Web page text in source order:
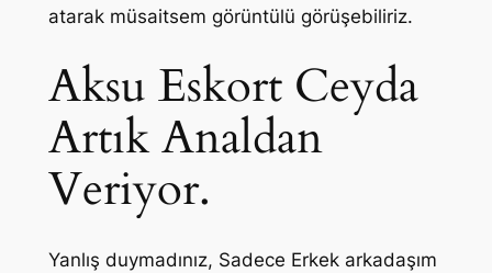
atarak müsaitsem görüntülü görüşebiliriz.
Aksu Eskort Ceyda
Artık Analdan
Veriyor.
Yanlış duymadınız, Sadece Erkek arkadaşım